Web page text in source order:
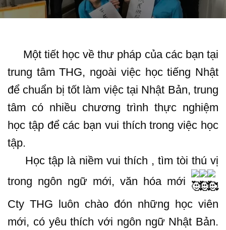
Một tiết học về thư pháp của các bạn tại
trung tâm THG, ngoài việc học tiếng Nhật
để chuẩn bị tốt làm việc tại Nhật Bản, trung
tâm có nhiều chương trình thực nghiệm
học tập để các bạn vui thích trong việc học
tập.
Học tập là niềm vui thích , tìm tòi thú vị
trong ngôn ngữ mới, văn hóa mới
.
Cty THG luôn chào đón những học viên
mới, có yêu thích với ngôn ngữ Nhật Bản.